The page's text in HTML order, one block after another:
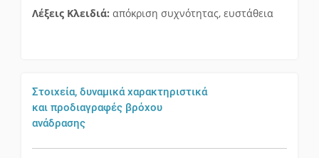
Λέξεις Κλειδιά: απόκριση συχνότητας, ευστάθεια
Στοιχεία, δυναμικά χαρακτηριστικά
και προδιαγραφές βρόχου
ανάδρασης